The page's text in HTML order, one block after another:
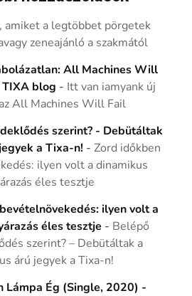
amiket a legtöbbet pörgetek
zeneajánló a szakmától
All Machines Will
blog - Itt van iamyank új
All Machines Will Fail
szerint? - Debütáltak
a Tixa-n! -Zord időkben
ilyen volt a dinamikus
éles tesztje
ilyen volt a
éles tesztje - Belépő
szerint? – Debütáltak a
árú jegyek a Tixa-n!
Lámpa Ég (Single, 2020) -